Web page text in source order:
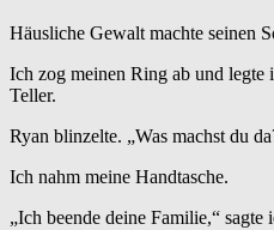
Häusliche Gewalt machte seinen
Ich zog meinen Ring ab und legte
Teller.
Ryan blinzelte. „Was machst du
Ich nahm meine Handtasche.
„Ich beende deine Familie,“ sagte